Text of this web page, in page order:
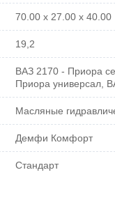
70.00 x 27.00 x 40.00
19,2
ВАЗ 2170 - Приора
Приора универсал,
Масляные
Демфи Комфорт
Стандарт